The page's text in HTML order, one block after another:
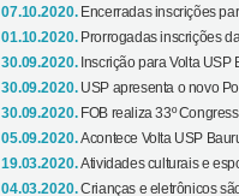
07.10.2020. Encerradas inscrições
01.10.2020. Prorrogadas inscrições
30.09.2020. Inscrição para Volta USP
30.09.2020. USP apresenta o novo
30.09.2020. FOB realiza 33º
05.09.2020.Acontece Volta USP
19.03.2020.Atividades culturais e
04.03.2020.Crianças e eletrônicos